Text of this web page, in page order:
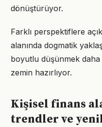
dönüştürüyor.
Farklı perspektiflere
alanında dogmatik
boyutlu düşünmek daha
zemin hazırlıyor.
Kişisel finans
trendler ve